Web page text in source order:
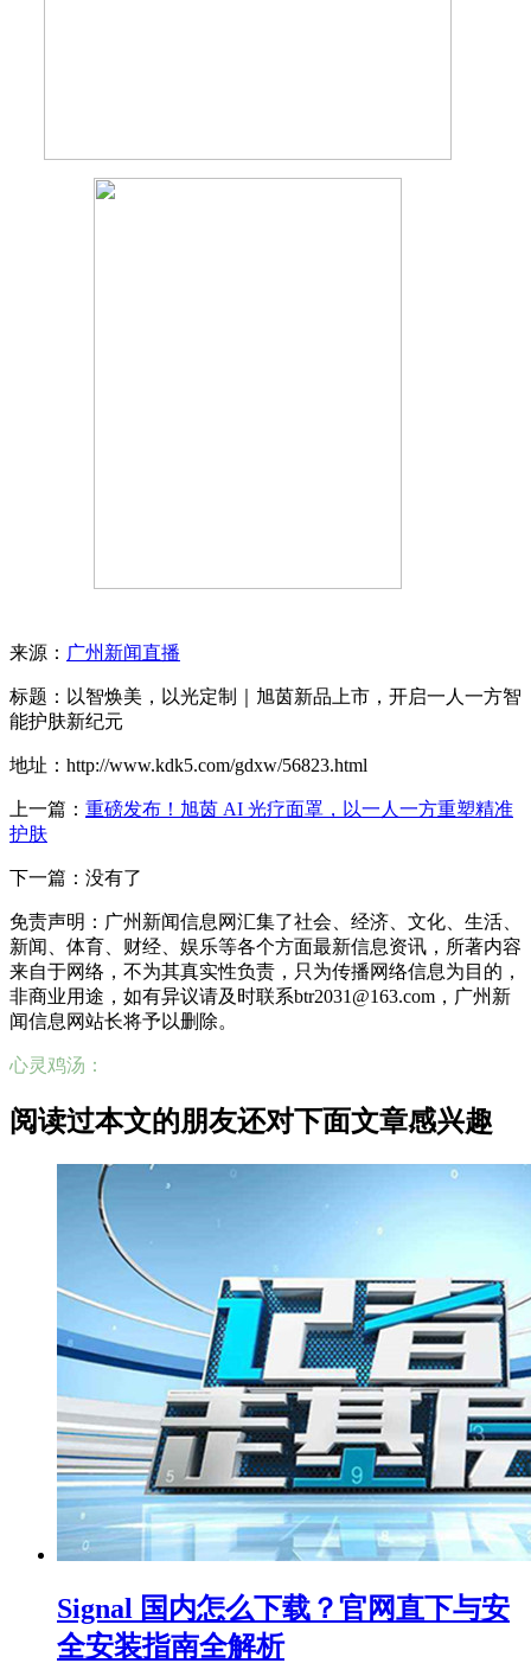
来源： 广州新闻直播
标题：以智焕美，以光定制｜旭茵新品上市，开启一人一方智
能护肤新纪元
地址：http://www.kdk5.com/gdxw/56823.html
上一篇： 重磅发布！旭茵 AI 光疗面罩，以一人一方重塑精准
护肤
下一篇：没有了
免责声明：广州新闻信息网汇集了社会、经济、文化、生活、
新闻、体育、财经、娱乐等各个方面最新信息资讯，所著内容
来自于网络，不为其真实性负责，只为传播网络信息为目的，
非商业用途，如有异议请及时联系btr2031@163.com，广州新
闻信息网站长将予以删除。
心灵鸡汤：
阅读过本文的朋友还对下面文章感兴趣
Signal 国内怎么下载？官网直下与安
全安装指南全解析